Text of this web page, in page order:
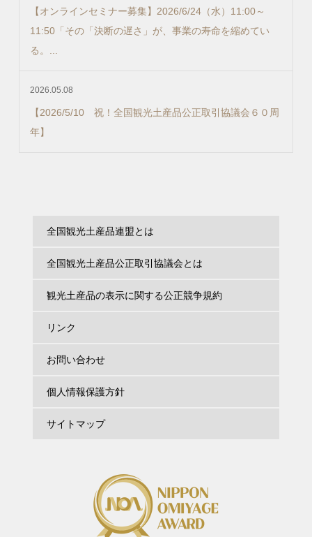
【オンラインセミナー募集】2026/6/24（水）11:00～
11:50「その「決断の遅さ」が、事業の寿命を縮めてい
る。...
2026.05.08
【2026/5/10 祝！全国観光土産品公正取引協議会６０周
年】
全国観光土産品連盟とは
全国観光土産品公正取引協議会とは
観光土産品の表示に関する公正競争規約
リンク
お問い合わせ
個人情報保護方針
サイトマップ